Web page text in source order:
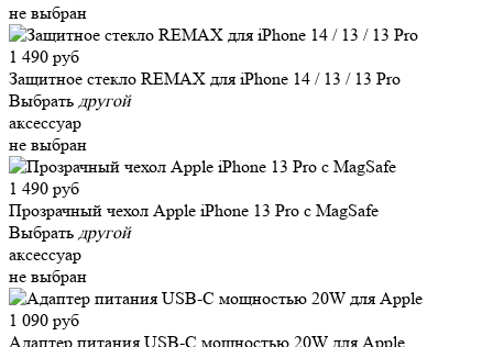
не выбран
1 490 руб
Защитное стекло REMAX для iPhone 14 / 13 / 13 Pro
Выбрать другой
аксессуар
не выбран
1 490 руб
Прозрачный чехол Apple iPhone 13 Pro c MagSafe
Выбрать другой
аксессуар
не выбран
1 090 руб
Адаптер питания USB-C мощностью 20W для Apple